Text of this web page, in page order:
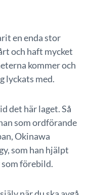
en enda stor
och haft mycket
kommer och
lyckats med.
det här laget. Så
som ordförande
Okinawa
som han hjälpt
förebild.